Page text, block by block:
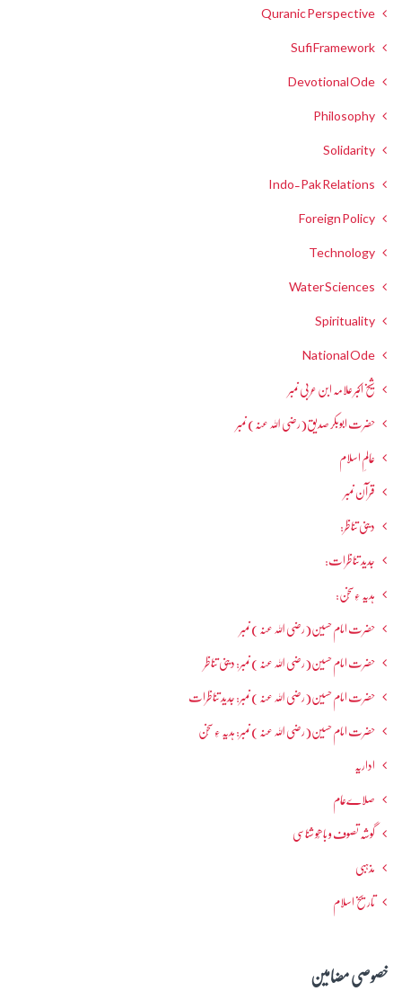
Quranic Perspective
Sufi Framework
Devotional Ode
Philosophy
Solidarity
Indo-Pak Relations
Foreign Policy
Technology
Water Sciences
Spirituality
National Ode
شیخ اکبر علامہ ابن عربی نمبر
حضرت ابوبکر صدیق(رضی اللہ عنہ) نمبر
عالمِ اسلام
قرآن نمبر
دینی تناظر:
جدید تناظرات:
ہدیہ ءِسُخن:
حضرت امام حسین(رضی اللہ عنہ ) نمبر
حضرت امام حسین(رضی اللہ عنہ ) نمبر: دینی تناظر
حضرت امام حسین(رضی اللہ عنہ ) نمبر: جدید تناظرات
حضرت امام حسین(رضی اللہ عنہ ) نمبر: ہدیہ ءِ سُخن
اداریہ
صلاےعام
گوشہ تصوف و باھُو شناسی
مذہبی
تاریخ اسلام
خصوصی مضامین